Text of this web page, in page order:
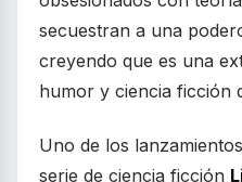
secuestran a una
creyendo que es una
humor y ciencia ficción
Uno de los
serie de ciencia ficción